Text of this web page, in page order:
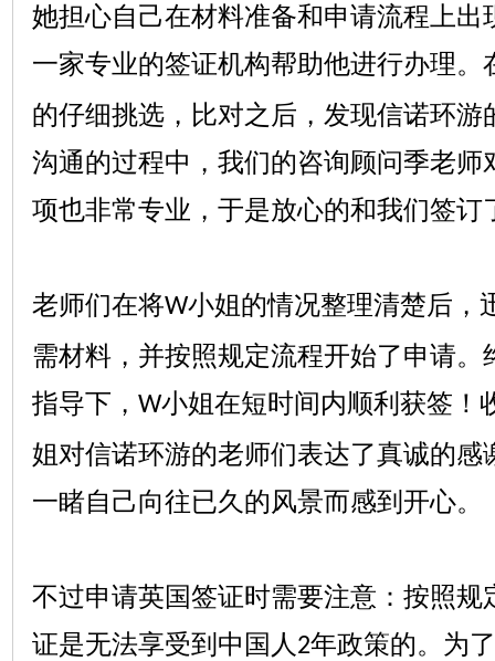
她担心自己在材料准备和申请流程上出
一家专业的签证机构帮助他进行办理。
的仔细挑选，比对之后，发现信诺环游
沟通的过程中，我们的咨询顾问季老师
项也非常专业，于是放心的和我们签订
老师们在将W小姐的情况整理清楚后，
需材料，并按照规定流程开始了申请。
指导下， W小姐在短时间内顺利获签！
姐对信诺环游的老师们表达了真诚的感
一睹自己向往已久的风景而感到开心。
不过申请英国签证时需要注意：按照规
证是无法享受到中国人 2年政策的。为